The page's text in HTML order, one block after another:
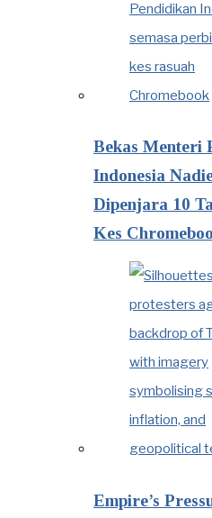
Bekas Menteri
Indonesia
Dipenjara 10
Kes
Empire’s